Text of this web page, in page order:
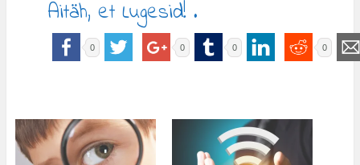
Aitäh, et Lugesid! .
0 0 0 0